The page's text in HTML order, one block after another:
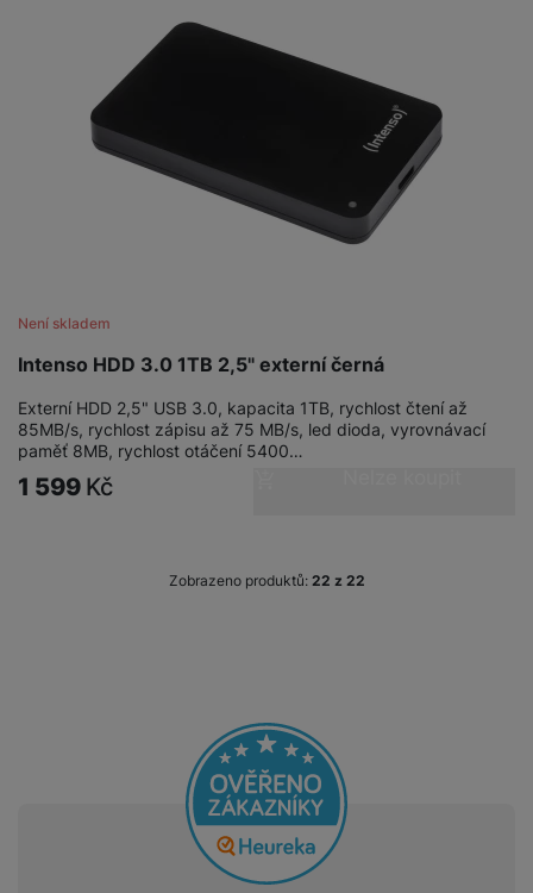
Intenso HDD 3.0 1TB 2,5" externí černá
Není skladem
Externí HDD 2,5" USB 3.0, kapacita 1TB, rychlost čtení až
85MB/s, rychlost zápisu až 75 MB/s, led dioda, vyrovnávací
paměť 8MB, rychlost otáčení 5400…
1 599 Kč
Zobrazeno produktů: z 22